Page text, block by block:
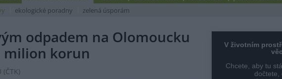
ekologické poradny zelená úsporám
odpadem na Olomoucku
milion korun
(ČTK)